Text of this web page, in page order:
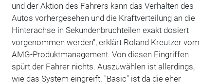
und der Aktion des Fahrers kann das Verhalten des
Autos vorhergesehen und die Kraftverteilung an die
Hinterachse in Sekundenbruchteilen exakt dosiert
vorgenommen werden", erklärt Roland Kreutzer vom
AMG-Produktmanagement. Von diesen Eingriffen
spürt der Fahrer nichts. Auszuwählen ist allerdings,
wie das System eingreift. "Basic" ist da die eher